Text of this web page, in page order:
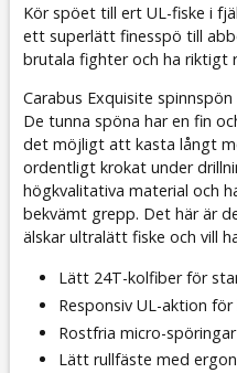
Kör spöet till ert UL-fiske i
ett superlätt finesspö till
brutala fighter och ha riktigt
Carabus Exquisite
De tunna spöna har en fin
det möjligt att kasta långt
ordentligt krokat under
högkvalitativa material och
bekvämt grepp. Det här är
älskar ultralätt fiske och vill
Lätt 24T-kolfiber för
Responsiv UL-aktion
Rostfria micro-
Lätt rullfäste med